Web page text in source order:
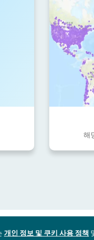
해
개인 정보 및 쿠키 사용 정책